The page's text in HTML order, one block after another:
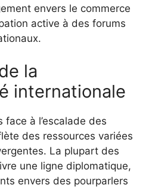
envers le commerce
active à des forums
la
internationale
à l’escalade des
des ressources variées
La plupart des
une ligne diplomatique,
envers des pourparlers